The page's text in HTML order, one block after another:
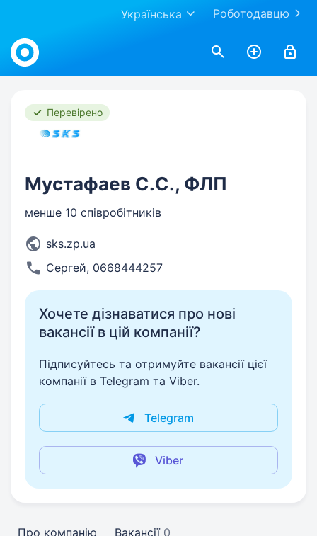
Роботодавцю
Українська
Work.ua
Перевірено
Мустафаев С.С., ФЛП
менше 10 співробітників
sks.zp.ua
Сергей, 0668444257
Хочете дізнаватися про нові
вакансії в цій компанії?
Підписуйтесь та отримуйте вакансії цієї
компанії в Telegram та Viber.
Telegram
Viber
Про компанію Вакансії 0